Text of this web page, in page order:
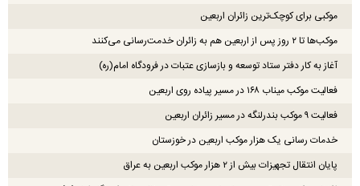
موکبی برای کوچک‌ترین زائران اربعین
موکب‌ها تا ۲ روز پس از اربعین هم به زائران خدمت‌رسانی می‌کنند
آغاز به کار دفتر ستاد توسعه و بازسازی عتبات در فرودگاه امام(ره)
فعالیت موکب میناب ۱۶۸ در مسیر پیاده روی اربعین
فعالیت ۹ موکب بندرلنگه در مسیر زائران اربعین
خدمات رسانی یک هزار موکب اربعین در خوزستان
پایان انتقال تجهیزات بیش از ۲ هزار موکب اربعین به عراق